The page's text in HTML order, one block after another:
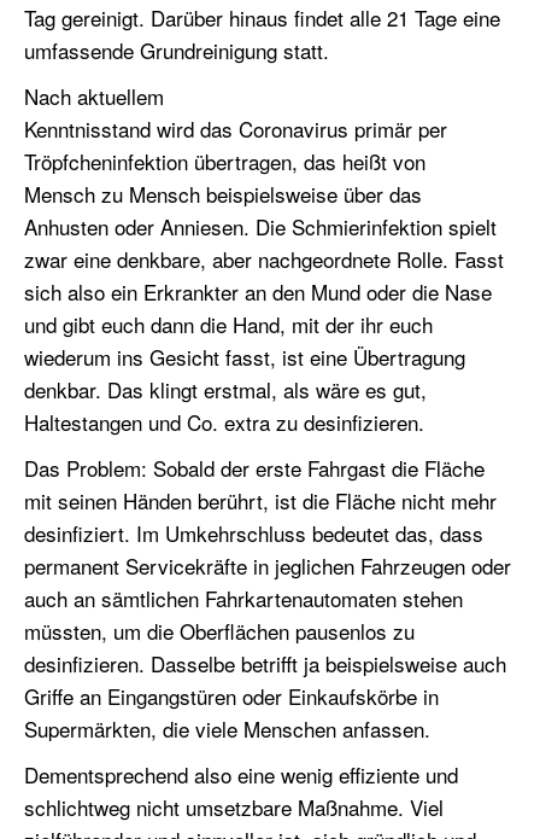
Tag gereinigt. Darüber hinaus findet alle 21 Tage eine
umfassende Grundreinigung statt.
Nach aktuellem
Kenntnisstand wird das Coronavirus primär per
Tröpfcheninfektion übertragen, das heißt von
Mensch zu Mensch beispielsweise über das
Anhusten oder Anniesen. Die Schmierinfektion spielt
zwar eine denkbare, aber nachgeordnete Rolle. Fasst
sich also ein Erkrankter an den Mund oder die Nase
und gibt euch dann die Hand, mit der ihr euch
wiederum ins Gesicht fasst, ist eine Übertragung
denkbar. Das klingt erstmal, als wäre es gut,
Haltestangen und Co. extra zu desinfizieren.
Das Problem: Sobald der erste Fahrgast die Fläche
mit seinen Händen berührt, ist die Fläche nicht mehr
desinfiziert. Im Umkehrschluss bedeutet das, dass
permanent Servicekräfte in jeglichen Fahrzeugen oder
auch an sämtlichen Fahrkartenautomaten stehen
müssten, um die Oberflächen pausenlos zu
desinfizieren. Dasselbe betrifft ja beispielsweise auch
Griffe an Eingangstüren oder Einkaufskörbe in
Supermärkten, die viele Menschen anfassen.
Dementsprechend also eine wenig effiziente und
schlichtweg nicht umsetzbare Maßnahme. Viel